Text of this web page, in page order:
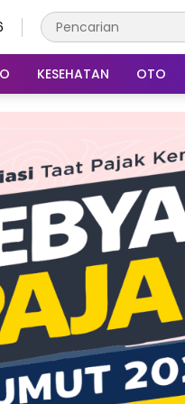
KESEHATAN OTO